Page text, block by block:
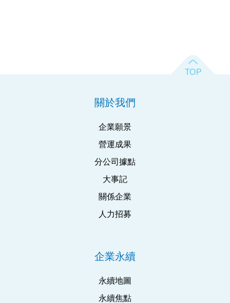
關於我們
企業願景
營運成果
分公司據點
大事記
關係企業
人力招募
企業永續
永續地圖
永續焦點